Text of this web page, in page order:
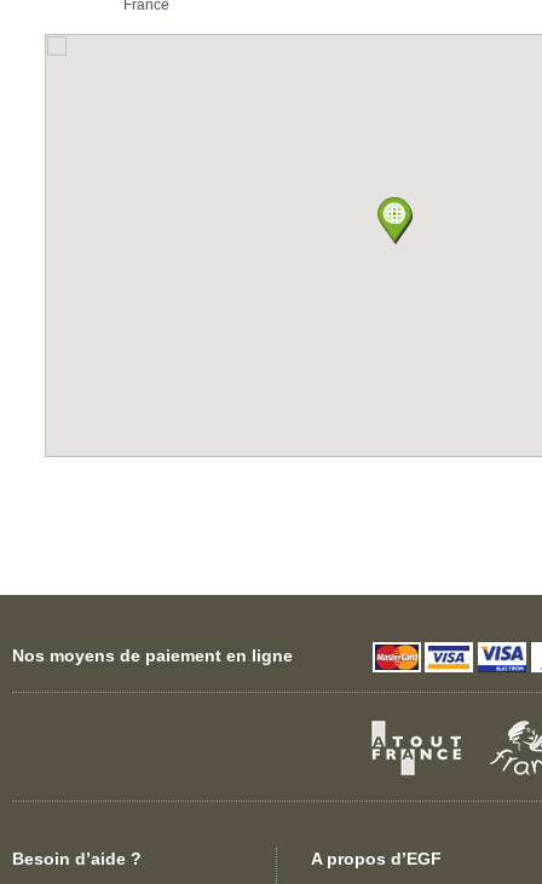
France
Nos moyens de paiement en ligne
Besoin d’aide ? A propos d’EGF